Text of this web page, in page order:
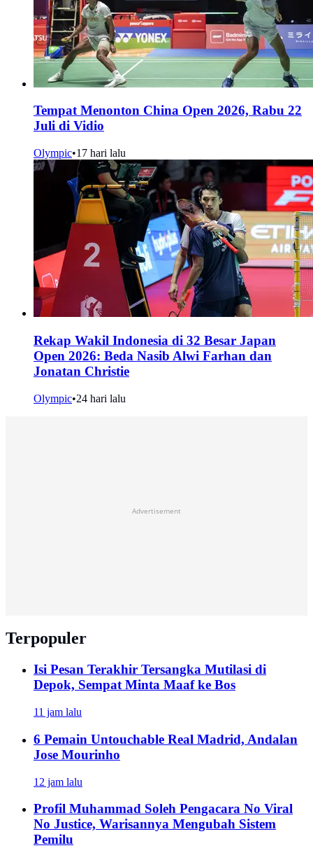
Tempat Menonton China Open 2026, Rabu 22
Juli di Vidio
Olympic•17 hari lalu
Rekap Wakil Indonesia di 32 Besar Japan
Open 2026: Beda Nasib Alwi Farhan dan
Jonatan Christie
Olympic•24 hari lalu
Advertisement
Terpopuler
Isi Pesan Terakhir Tersangka Mutilasi di
Depok, Sempat Minta Maaf ke Bos
11 jam lalu
6 Pemain Untouchable Real Madrid, Andalan
Jose Mourinho
12 jam lalu
Profil Muhammad Soleh Pengacara No Viral
No Justice, Warisannya Mengubah Sistem
Pemilu